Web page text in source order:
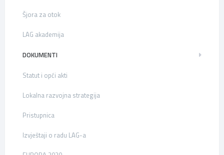
Šjora za otok
LAG akademija
DOKUMENTI
Statut i opći akti
Lokalna razvojna strategija
Pristupnica
Izvještaji o radu LAG-a